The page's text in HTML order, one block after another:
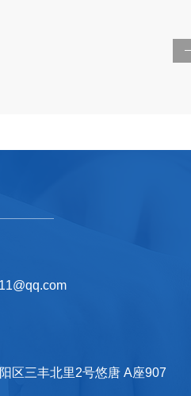
区三丰北里2号悠唐 A座907